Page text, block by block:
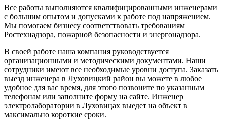
Все работы выполняются квалифицированными инженерами
с большим опытом и допусками к работе под напряжением.
Мы помогаем бизнесу соответствовать требованиям
Ростехнадзора, пожарной безопасности и энергонадзора.
В своей работе наша компания руководствуется
организационными и методическими документами. Наши
сотрудники имеют все необходимые уровни доступа. Заказать
выезд инженера в Луховицкий район вы можете в любое
удобное для вас время, для этого позвоните по указанным
телефонам или заполните форму на сайте. Инженер
электролаборатории в Луховицах выедет на объект в
максимально короткие сроки.